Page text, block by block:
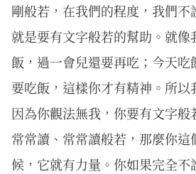
剛般若，在我們的程度，我們不
就是要有文字般若的幫助。就
飯，過一會兒還要再吃；今天吃
要吃飯，這樣你才有精神。所以
因為你觀法無我，你要有文字
常常讀、常常讀般若，那麼你
候，它就有力量。你如果完全不